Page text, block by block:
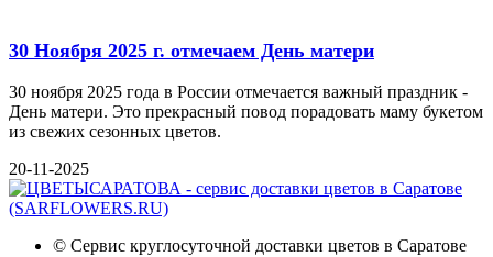
30 Ноября 2025 г. отмечаем День матери
30 ноября 2025 года в России отмечается важный праздник -
День матери. Это прекрасный повод порадовать маму букетом
из свежих сезонных цветов.
20-11-2025
© Сервис круглосуточной доставки цветов в Саратове